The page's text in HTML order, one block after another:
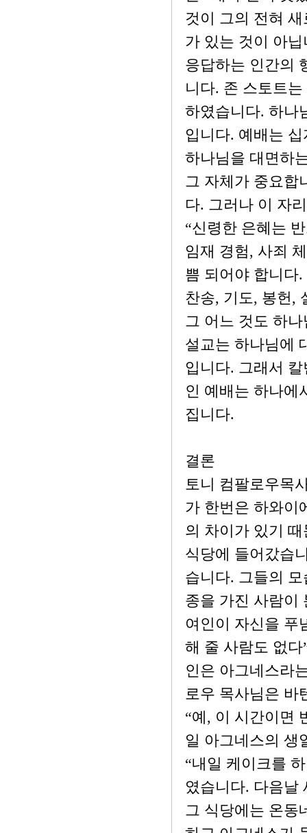
것이 그의 전혀
가 있는 것이 아
응답하는 인간의
니다. 존 스토트는
하였습니다. 하나
입니다. 예배는
하나님을 대면하
그 자체가 중요합
다. 그러나 이 자
“신령한 은혜는
임재 경험, 사죄
쁨 되어야 합니다
찬송, 기도, 봉헌,
그 어느 것도 하
설교는 하나님에
입니다. 그래서
인 예배는 하나에
집니다.
결론
토니 컴팔로우목
가 한번은 하와이
의 차이가 있기
식당에 들어갔습
습니다. 그들의
종을 가진 사람이
여인이 자신을 푸
해 줄 사람도 없
인은 아그네스라
로우 목사님은 바
“예, 이 시간이면
일 아그네스의 생
“내일 케이크를
였습니다. 다음날
그 식당에는 온동